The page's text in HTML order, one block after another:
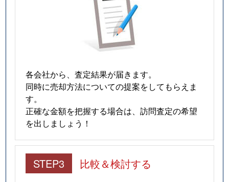
各会社から、査定結果が届きます。
同時に売却方法についての提案をしてもらえま
す。
正確な金額を把握する場合は、訪問査定の希望
を出しましょう！
STEP3 比較＆検討する